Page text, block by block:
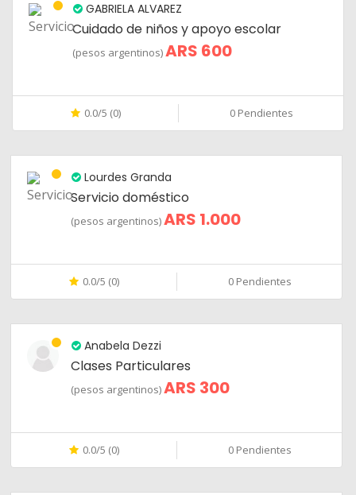
GABRIELA ALVAREZ
Cuidado de niños y apoyo escolar
(pesos argentinos)ARS 600
0.0/5 (0) 0 Pendientes
Lourdes Granda
Servicio doméstico
(pesos argentinos)ARS 1.000
0.0/5 (0) 0 Pendientes
Anabela Dezzi
Clases Particulares
(pesos argentinos)ARS 300
0.0/5 (0) 0 Pendientes